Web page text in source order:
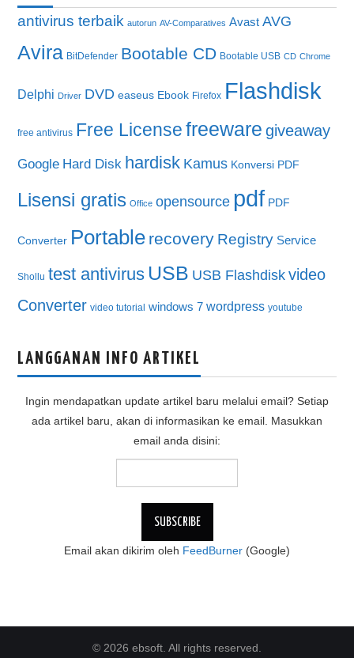
antivirus terbaik autorun AV-Comparatives Avast AVG
Avira BitDefender Bootable CD Bootable USB CD Chrome
Delphi Driver DVD easeus Ebook Firefox Flashdisk
free antivirus Free License freeware giveaway
Google Hard Disk hardisk Kamus Konversi PDF
Lisensi gratis Office opensource pdf PDF
Converter Portable recovery Registry Service
Shollu test antivirus USB USB Flashdisk video
Converter video tutorial windows 7 wordpress youtube
LANGGANAN INFO ARTIKEL
Ingin mendapatkan update artikel baru melalui email? Setiap
ada artikel baru, akan di informasikan ke email. Masukkan
email anda disini:
Email akan dikirim oleh FeedBurner (Google)
© 2026 ebsoft. All rights reserved.